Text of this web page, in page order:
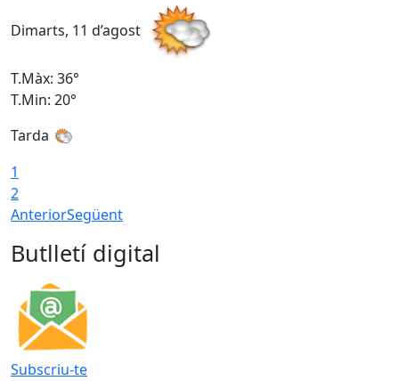
Dimarts, 11 d’agost
T.Màx: 36°
T.Min: 20°
Tarda
1
2
AnteriorSegüent
Butlletí digital
Subscriu-te